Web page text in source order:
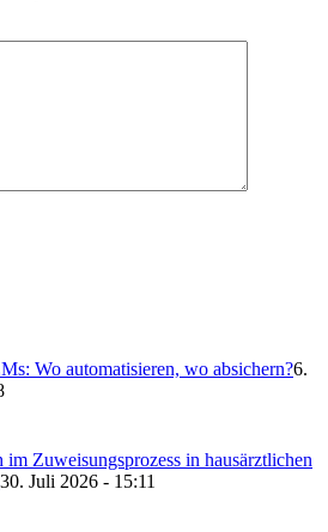
Wo automatisieren, wo absichern?6.
Zuweisungsprozess in hausärztlichen
30. Juli 2026 - 15:11